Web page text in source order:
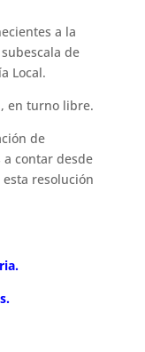
a la
de
Local.
en turno libre.
de
contar desde
resolución